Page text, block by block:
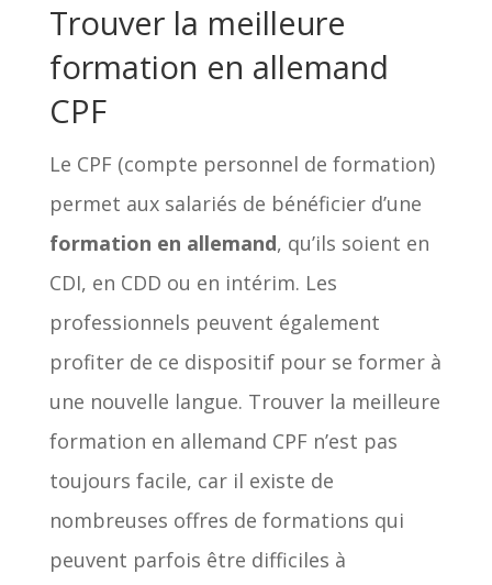
Trouver la meilleure
formation en allemand
CPF
Le CPF (compte personnel de formation)
permet aux salariés de bénéficier d’une
formation en allemand, qu’ils soient en
CDI, en CDD ou en intérim. Les
professionnels peuvent également
profiter de ce dispositif pour se former à
une nouvelle langue. Trouver la meilleure
formation en allemand CPF n’est pas
toujours facile, car il existe de
nombreuses offres de formations qui
peuvent parfois être difficiles à